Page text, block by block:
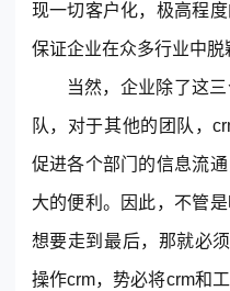
现一切客户化，极高程
保证企业在众多行业中脱
当然，企业除了这
队，对于其他的团队，
促进各个部门的信息流
大的便利。因此，不管
想要走到最后，那就必
操作crm，势必将crm和